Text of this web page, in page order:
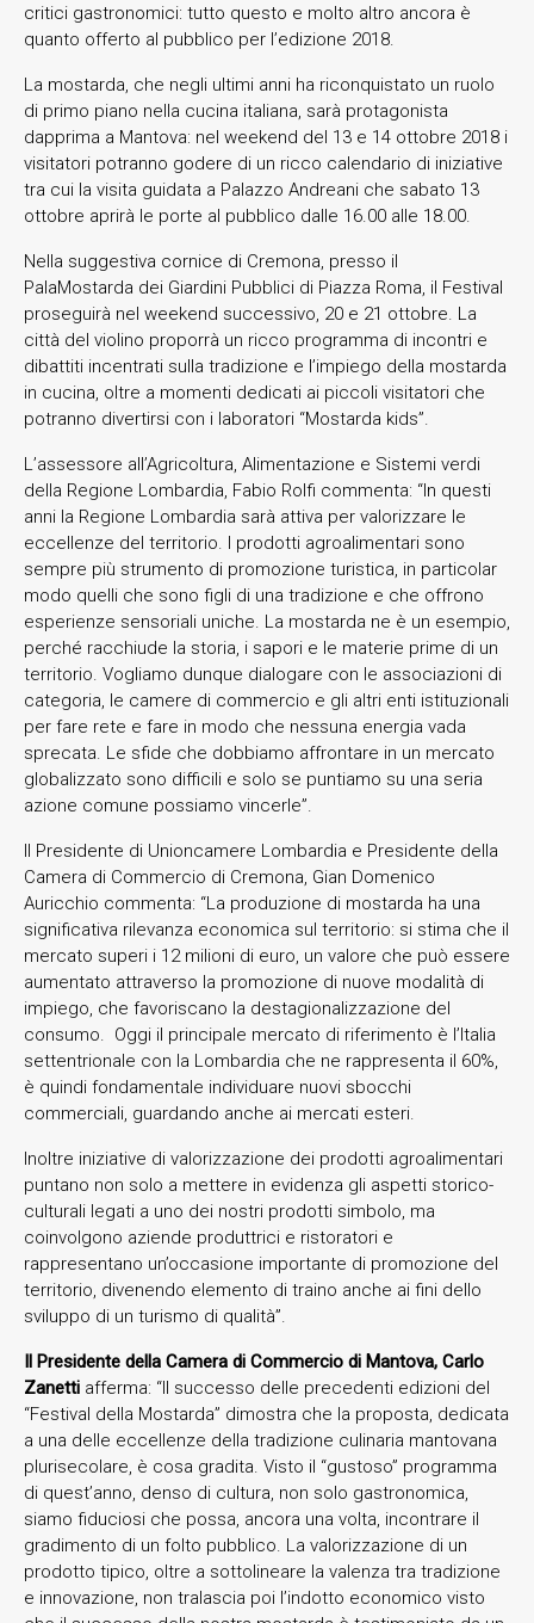
critici gastronomici: tutto questo e molto altro ancora è
quanto offerto al pubblico per l’edizione 2018.
La mostarda, che negli ultimi anni ha riconquistato un ruolo
di primo piano nella cucina italiana, sarà protagonista
dapprima a Mantova: nel weekend del 13 e 14 ottobre 2018 i
visitatori potranno godere di un ricco calendario di iniziative
tra cui la visita guidata a Palazzo Andreani che sabato 13
ottobre aprirà le porte al pubblico dalle 16.00 alle 18.00.
Nella suggestiva cornice di Cremona, presso il
PalaMostarda dei Giardini Pubblici di Piazza Roma, il Festival
proseguirà nel weekend successivo, 20 e 21 ottobre. La
città del violino proporrà un ricco programma di incontri e
dibattiti incentrati sulla tradizione e l’impiego della mostarda
in cucina, oltre a momenti dedicati ai piccoli visitatori che
potranno divertirsi con i laboratori “Mostarda kids”.
L’assessore all’Agricoltura, Alimentazione e Sistemi verdi
della Regione Lombardia, Fabio Rolfi commenta: “In questi
anni la Regione Lombardia sarà attiva per valorizzare le
eccellenze del territorio. I prodotti agroalimentari sono
sempre più strumento di promozione turistica, in particolar
modo quelli che sono figli di una tradizione e che offrono
esperienze sensoriali uniche. La mostarda ne è un esempio,
perché racchiude la storia, i sapori e le materie prime di un
territorio. Vogliamo dunque dialogare con le associazioni di
categoria, le camere di commercio e gli altri enti istituzionali
per fare rete e fare in modo che nessuna energia vada
sprecata. Le sfide che dobbiamo affrontare in un mercato
globalizzato sono difficili e solo se puntiamo su una seria
azione comune possiamo vincerle”.
Il Presidente di Unioncamere Lombardia e Presidente della
Camera di Commercio di Cremona, Gian Domenico
Auricchio commenta: “La produzione di mostarda ha una
significativa rilevanza economica sul territorio: si stima che il
mercato superi i 12 milioni di euro, un valore che può essere
aumentato attraverso la promozione di nuove modalità di
impiego, che favoriscano la destagionalizzazione del
consumo. Oggi il principale mercato di riferimento è l’Italia
settentrionale con la Lombardia che ne rappresenta il 60%,
è quindi fondamentale individuare nuovi sbocchi
commerciali, guardando anche ai mercati esteri.
Inoltre iniziative di valorizzazione dei prodotti agroalimentari
puntano non solo a mettere in evidenza gli aspetti storico-
culturali legati a uno dei nostri prodotti simbolo, ma
coinvolgono aziende produttrici e ristoratori e
rappresentano un’occasione importante di promozione del
territorio, divenendo elemento di traino anche ai fini dello
sviluppo di un turismo di qualità”.
Il Presidente della Camera di Commercio di Mantova, Carlo
Zanetti afferma: “Il successo delle precedenti edizioni del
“Festival della Mostarda” dimostra che la proposta, dedicata
a una delle eccellenze della tradizione culinaria mantovana
plurisecolare, è cosa gradita. Visto il “gustoso” programma
di quest’anno, denso di cultura, non solo gastronomica,
siamo fiduciosi che possa, ancora una volta, incontrare il
gradimento di un folto pubblico. La valorizzazione di un
prodotto tipico, oltre a sottolineare la valenza tra tradizione
e innovazione, non tralascia poi l’indotto economico visto